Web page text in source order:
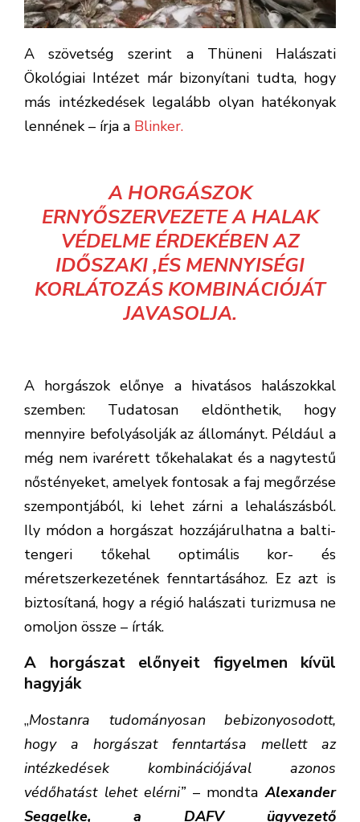
A szövetség szerint a Thüneni Halászati
Ökológiai Intézet már bizonyítani tudta, hogy
más intézkedések legalább olyan hatékonyak
lennének – írja a Blinker.
A HORGÁSZOK
ERNYŐSZERVEZETE A HALAK
VÉDELME ÉRDEKÉBEN AZ
IDŐSZAKI ,ÉS MENNYISÉGI
KORLÁTOZÁS KOMBINÁCIÓJÁT
JAVASOLJA.
A horgászok előnye a hivatásos halászokkal
szemben: Tudatosan eldönthetik, hogy
mennyire befolyásolják az állományt. Például a
még nem ivarérett tőkehalakat és a nagytestű
nőstényeket, amelyek fontosak a faj megőrzése
szempontjából, ki lehet zárni a lehalászásból.
Ily módon a horgászat hozzájárulhatna a balti-
tengeri tőkehal optimális kor- és
méretszerkezetének fenntartásához. Ez azt is
biztosítaná, hogy a régió halászati turizmusa ne
omoljon össze – írták.
A horgászat előnyeit figyelmen kívül
hagyják
„Mostanra tudományosan bebizonyosodott,
hogy a horgászat fenntartása mellett az
intézkedések kombinációjával azonos
védőhatást lehet elérni”– mondtaAlexander
Seggelke, a DAFV ügyvezető